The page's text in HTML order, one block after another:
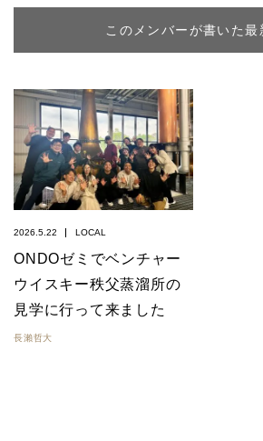
このメンバーが書いた最
2026.5.22 LOCAL
ONDOゼミでベンチャー
ウイスキー秩父蒸溜所の
見学に行って来ました
長瀨哲大